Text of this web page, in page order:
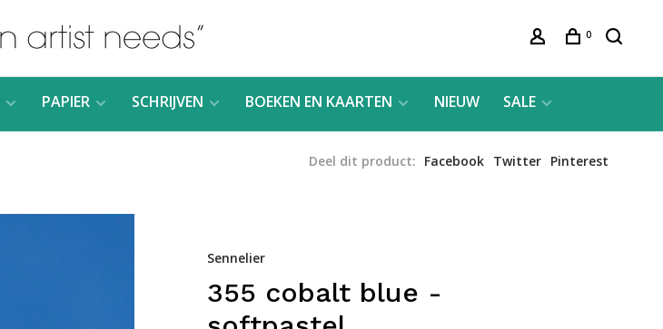
0
PAPIER SCHRIJVEN BOEKEN EN KAARTEN NIEUW SALE
Deel dit product: Facebook Twitter Pinterest
Sennelier
355 cobalt blue -